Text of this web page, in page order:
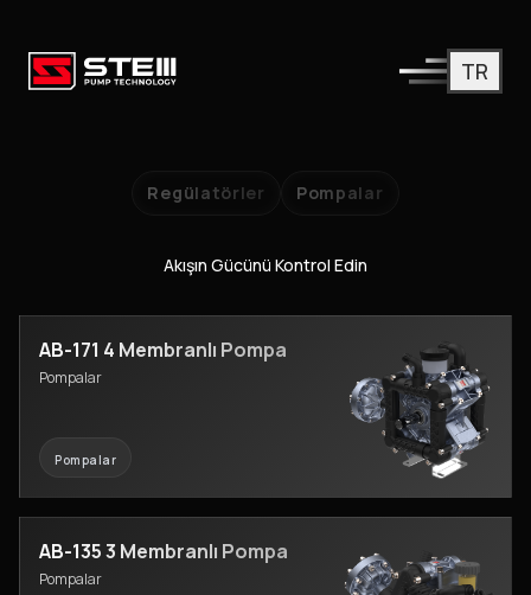
TR
Regülatörler Pompalar
Akışın Gücünü Kontrol Edin
AB-171 4 Membranlı Pompa
Pompalar
Pompalar
AB-135 3 Membranlı Pompa
Pompalar